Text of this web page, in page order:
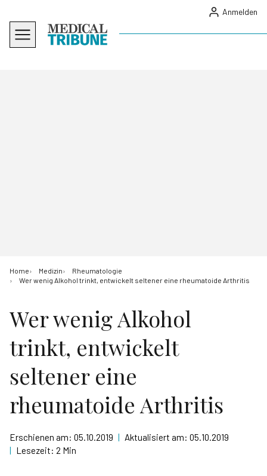
Anmelden
Home Medizin
Rheumatologie
Wer wenig Alkohol trinkt, entwickelt seltener eine rheumatoide Arthritis
Wer wenig Alkohol
trinkt, entwickelt
seltener eine
rheumatoide Arthritis
Erschienen am: 05.10.2019 | Aktualisiert am: 05.10.2019
| Lesezeit: 2 Min